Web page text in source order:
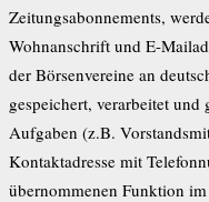
Zeitungsabonnements,
Wohnanschrift und E-
der Börsenvereine an
gespeichert, verarbeitet
Aufgaben (z.B.
Kontaktadresse mit
übernommenen Funktion